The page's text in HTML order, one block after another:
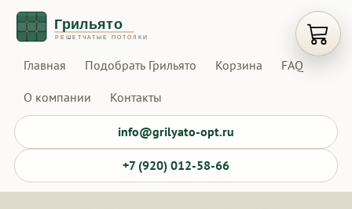
Главная Подобрать Грильято Корзина FAQ
О компании Контакты
info@grilyato-opt.ru
+7 (920) 012-58-66